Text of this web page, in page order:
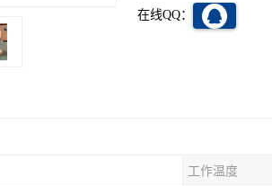
在线QQ：
工作温度